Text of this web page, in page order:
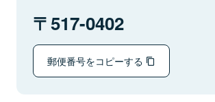
517-0402
郵便番号をコピーする